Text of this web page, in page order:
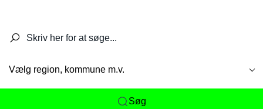
Vælg region, kommune m.v.
Søg